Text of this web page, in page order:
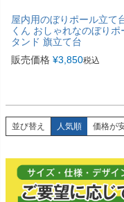
屋内用のぼりポール立て
くん おしゃれなのぼりポ
タンド 旗立て台
販売価格 ¥3,850税込
並び替え 人気順 価格が